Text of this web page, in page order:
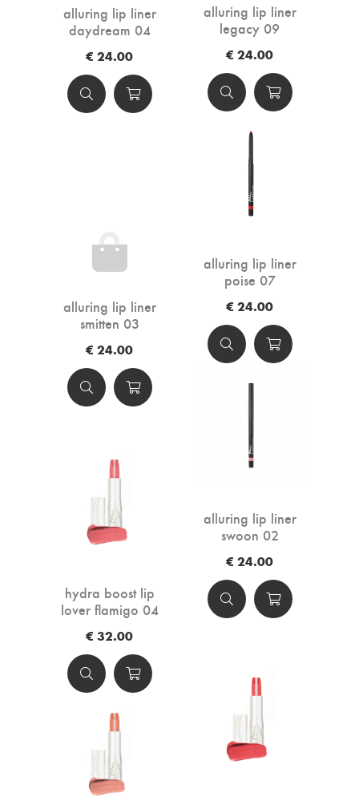
alluring lip liner
daydream 04
€ 24.00
alluring lip liner
legacy 09
€ 24.00
alluring lip liner
poise 07
€ 24.00
alluring lip liner
smitten 03
€ 24.00
alluring lip liner
swoon 02
€ 24.00
hydra boost lip
lover flamigo 04
€ 32.00